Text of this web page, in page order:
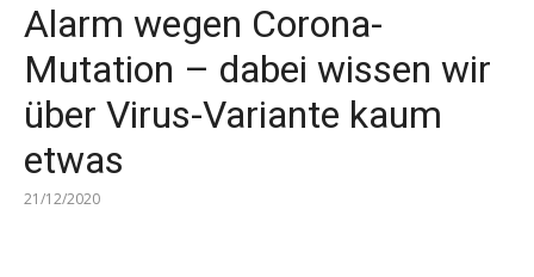
Alarm wegen Corona-
Mutation – dabei wissen wir
über Virus-Variante kaum
etwas
21/12/2020